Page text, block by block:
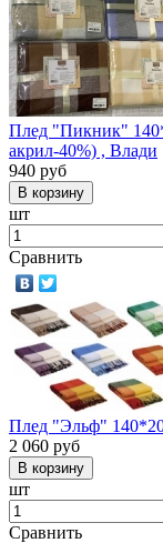
Плед "Пикник"
акрил-40%) , Влади
940 руб
шт
Сравнить
Плед "Эльф"
2 060 руб
шт
Сравнить